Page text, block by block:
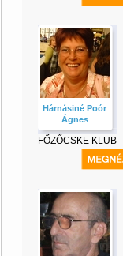
Hárnásiné Poór
Ágnes
FŐZŐCSKE KLUB